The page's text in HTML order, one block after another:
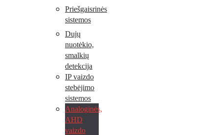
Priešgaisrinės
sistemos
Dujų
nuotėkio,
smalkių
detekcija
IP vaizdo
stebėjimo
sistemos
Analoginės,
AHD
vaizdo